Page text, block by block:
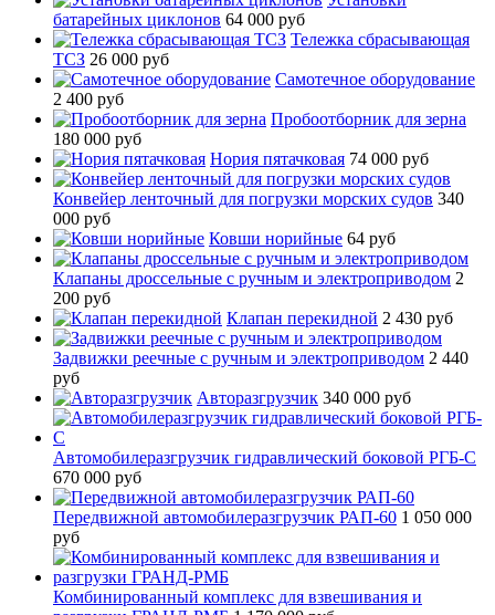
батарейных циклонов 64 000 руб
Тележка сбрасывающая
ТСЗ 26 000 руб
Самотечное оборудование
2 400 руб
Пробоотборник для зерна
180 000 руб
Нория пятачковая 74 000 руб
Конвейер ленточный для погрузки морских судов 340
000 руб
Ковши норийные 64 руб
Клапаны дроссельные с ручным и электроприводом 2
200 руб
Клапан перекидной 2 430 руб
Задвижки реечные с ручным и электроприводом 2 440
руб
Авторазгрузчик 340 000 руб
Автомобилеразгрузчик гидравлический боковой РГБ-С
670 000 руб
Передвижной автомобилеразгрузчик РАП-60 1 050 000
руб
Комбинированный комплекс для взвешивания и